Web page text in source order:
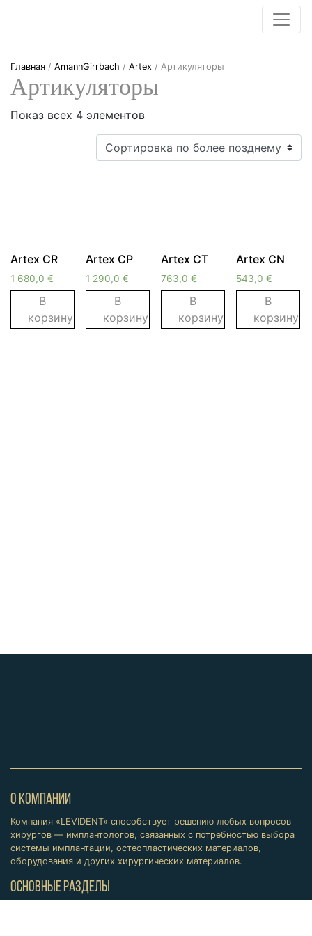
Главная / AmannGirrbach / Artex / Артикуляторы
Артикуляторы
Показ всех 4 элементов
Artex CR
1 680,0 €
В
корзину
Artex CP
1 290,0€
В
корзину
Artex CT
763,0€
В
корзину
Artex CN
543,0€
В
корзину
О КОМПАНИИ
Компания «LEVIDENT» способствует решению любых вопросов
хирургов — имплантологов, связанных с потребностью выбора
системы имплантации, остеопластических материалов,
оборудования и других хирургических материалов.
ОСНОВНЫЕ РАЗДЕЛЫ